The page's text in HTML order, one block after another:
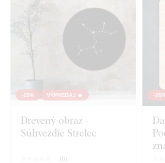
-25% VÝPREDAJ 🔥
Drevený obraz -
Súhvezdie Strelec
( 0)
-